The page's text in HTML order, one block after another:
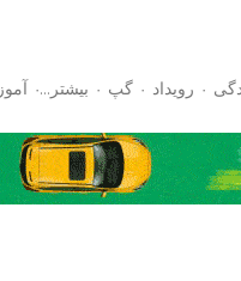
رویداد گپ ‏بیشتر…